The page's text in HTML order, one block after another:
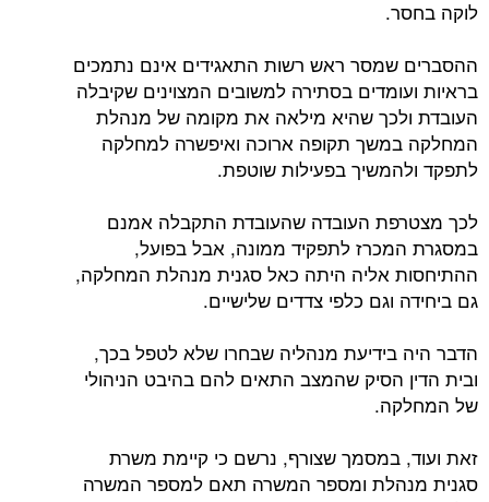
לוקה בחסר.
ההסברים שמסר ראש רשות התאגידים אינם נתמכים
בראיות ועומדים בסתירה למשובים המצוינים שקיבלה
העובדת ולכך שהיא מילאה את מקומה של מנהלת
המחלקה במשך תקופה ארוכה ואיפשרה למחלקה
לתפקד ולהמשיך בפעילות שוטפת.
לכך מצטרפת העובדה שהעובדת התקבלה אמנם
במסגרת המכרז לתפקיד ממונה, אבל בפועל,
ההתיחסות אליה היתה כאל סגנית מנהלת המחלקה,
גם ביחידה וגם כלפי צדדים שלישיים.
הדבר היה בידיעת מנהליה שבחרו שלא לטפל בכך,
ובית הדין הסיק שהמצב התאים להם בהיבט הניהולי
של המחלקה.
זאת ועוד, במסמך שצורף, נרשם כי קיימת משרת
סגנית מנהלת ומספר המשרה תאם למספר המשרה